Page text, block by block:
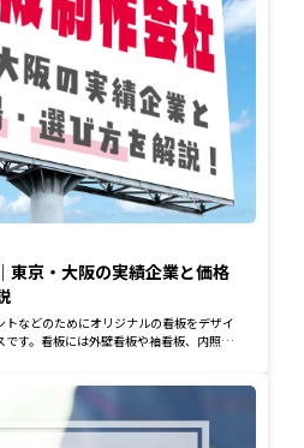
東京・大阪の実績企業と価格
などのためにオリジナルの看板をデザイ
す。看板には外壁看板や袖看板、内照式